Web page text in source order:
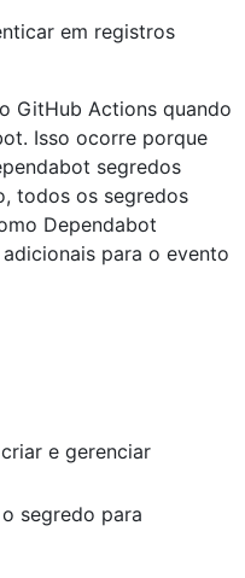
em registros
GitHub Actions quando
Isso ocorre porque
segredos
todos os segredos
Dependabot
para o evento
e gerenciar
segredo para